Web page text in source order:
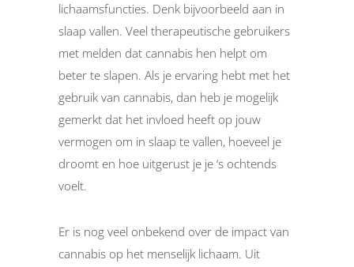
lichaamsfuncties. Denk bijvoorbeeld aan in
slaap vallen. Veel therapeutische gebruikers
met melden dat cannabis hen helpt om
beter te slapen. Als je ervaring hebt met het
gebruik van cannabis, dan heb je mogelijk
gemerkt dat het invloed heeft op jouw
vermogen om in slaap te vallen, hoeveel je
droomt en hoe uitgerust je je ‘s ochtends
voelt.
Er is nog veel onbekend over de impact van
cannabis op het menselijk lichaam. Uit